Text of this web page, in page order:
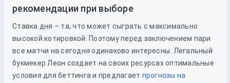
рекомендации при выборе
Ставка дня – та, что может сыграть с максимально
высокой котировкой. Поэтому перед заключением пари
все матчи на сегодня одинаково интересны. Легальный
букмекер Леон создает на своих ресурсах оптимальные
условия для беттинга и предлагает прогнозы на